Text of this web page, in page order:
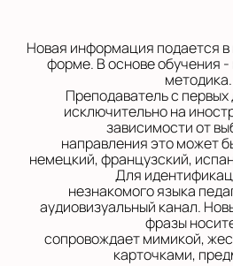
Новая информация подается в
форме. В основе обучения
методика.
Преподаватель с
исключительно на
зависимости от
направления это может
немецкий, французский,
Для
незнакомого языка
аудиовизуальный канал.
фразы
сопровождает мимикой,
карточками,